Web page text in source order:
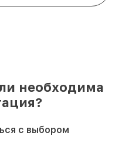
необходима
с выбором